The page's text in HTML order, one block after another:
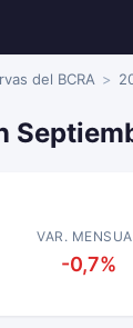
del BCRA
VAR.
-0,7%